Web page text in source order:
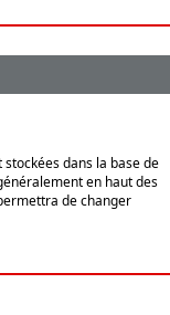
dans la base de
en haut des
de changer